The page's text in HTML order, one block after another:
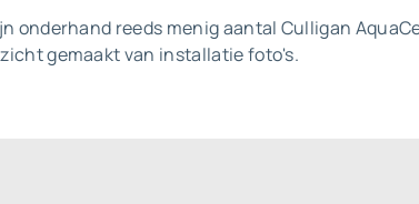
onderhand reeds menig aantal Culligan
gemaakt van installatie foto's.